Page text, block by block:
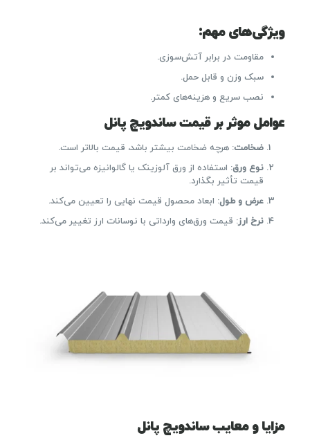
ویژگی‌های مهم:
مقاومت در برابر آتش‌سوزی.
سبک وزن و قابل حمل.
نصب سریع و هزینه‌های کمتر.
عوامل موثر بر قیمت ساندویچ پانل
ضخامت: هرچه ضخامت بیشتر باشد، قیمت بالاتر است.
نوع ورق: استفاده از ورق آلوزینک یا گالوانیزه می‌تواند بر
قیمت تأثیر بگذارد.
عرض و طول: ابعاد محصول قیمت نهایی را تعیین می‌کند.
نرخ ارز: قیمت ورق‌های وارداتی با نوسانات ارز تغییر می‌کند.
مزایا و معایب ساندویچ پانل